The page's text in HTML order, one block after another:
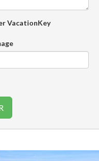
VacationKey